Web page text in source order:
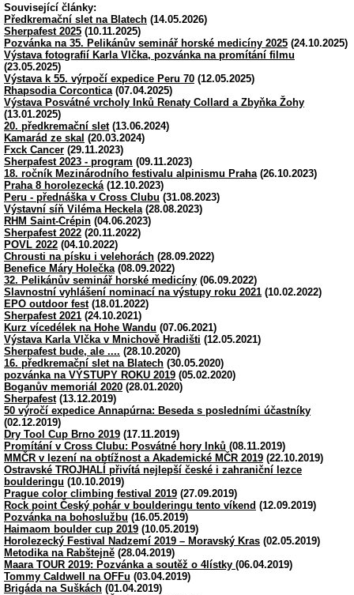
Související články:
Předkremační slet na Blatech (14.05.2026)
Sherpafest 2025 (10.11.2025)
Pozvánka na 35. Pelikánův seminář horské medicíny 2025 (24.10.2025)
Výstava fotografií Karla Vlčka, pozvánka na promítání filmu
(23.05.2025)
Výstava k 55. výrpočí expedice Peru 70 (12.05.2025)
Rhapsodia Corcontica (07.04.2025)
Výstava Posvátné vrcholy Inků Renaty Collard a Zbyňka Žohy
(13.01.2025)
20. předkremační slet(13.06.2024)
Kamarád ze skal (20.03.2024)
Fxck Cancer (29.11.2023)
Sherpafest 2023 - program (09.11.2023)
18. ročník Mezinárodního festivalu alpinismu Praha (26.10.2023)
Praha 8 horolezecká (12.10.2023)
Peru - přednáška v Cross Clubu (31.08.2023)
Výstavní síň Viléma Heckela (28.08.2023)
RHM Saint-Crépin (04.06.2023)
Sherpafest 2022 (20.11.2022)
POVL 2022 (04.10.2022)
Chrousti na písku i velehorách (28.09.2022)
Benefice Máry Holečka (08.09.2022)
32. Pelikánův seminář horské medicíny (06.09.2022)
Slavnostní vyhlášení nominací na výstupy roku 2021 (10.02.2022)
EPO outdoor fest(18.01.2022)
Sherpafest 2021 (24.10.2021)
Kurz vícedélek na Hohe Wandu (07.06.2021)
Výstava Karla Vlčka v Mnichově Hradišti (12.05.2021)
Sherpafest bude, ale .... (28.10.2020)
16. předkremační slet na Blatech (30.05.2020)
pozvánka na VÝSTUPY ROKU 2019 (05.02.2020)
Boganův memoriál 2020 (28.01.2020)
Sherpafest(13.12.2019)
50 výročí expedice Annapúrna: Beseda s posledními účastníky
(02.12.2019)
Dry Tool Cup Brno 2019 (17.11.2019)
Promítání v Cross Clubu: Posvátné hory Inků (08.11.2019)
MMČR v lezení na obtížnost a Akademické MČR 2019 (22.10.2019)
Ostravské TROJHALÍ přivítá nejlepší české i zahraniční lezce
boulderingu (10.10.2019)
Prague color climbing festival 2019 (27.09.2019)
Rock point Český pohár v boulderingu tento víkend (12.09.2019)
Pozvánka na bohoslužbu (16.05.2019)
Haimaom boulder cup 2019 (10.05.2019)
Horolezecký Festival Nadzemí 2019 – Moravský Kras (02.05.2019)
Metodika na Rabštejně (28.04.2019)
Maara TOUR 2019: Pozvánka a soutěž o 4lístky (06.04.2019)
Tommy Caldwell na OFFu (03.04.2019)
Brigáda na Suškách (01.04.2019)